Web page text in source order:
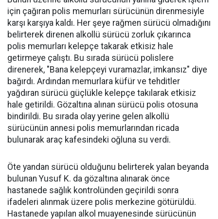
için çağıran polis memurları sürücünün direnmesiyle
karşı karşıya kaldı. Her şeye rağmen sürücü olmadığını
belirterek direnen alkollü sürücü zorluk çıkarınca
polis memurları kelepçe takarak etkisiz hale
getirmeye çalıştı. Bu sırada sürücü polislere
direnerek, "Bana kelepçeyi vuramazlar, imkansız" diye
bağırdı. Ardından memurlara küfür ve tehditler
yağdıran sürücü güçlükle kelepçe takılarak etkisiz
hale getirildi. Gözaltına alınan sürücü polis otosuna
bindirildi. Bu sırada olay yerine gelen alkollü
sürücünün annesi polis memurlarından ricada
bulunarak araç kafesindeki oğluna su verdi.
Öte yandan sürücü olduğunu belirterek yalan beyanda
bulunan Yusuf K. da gözaltına alınarak önce
hastanede sağlık kontrolünden geçirildi sonra
ifadeleri alınmak üzere polis merkezine götürüldü.
Hastanede yapılan alkol muayenesinde sürücünün